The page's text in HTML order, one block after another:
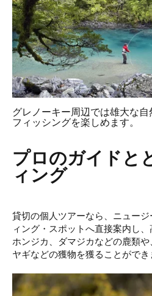
グレノーキー周辺では雄大な
フィッシングを楽しめます。
プロのガイドと
ィング
貸切の個人ツアーなら、ニュー
ィング・スポットへ直接案内し
ホンジカ、ダマジカなどの鹿類や
ヤギなどの獲物を獲ることができ